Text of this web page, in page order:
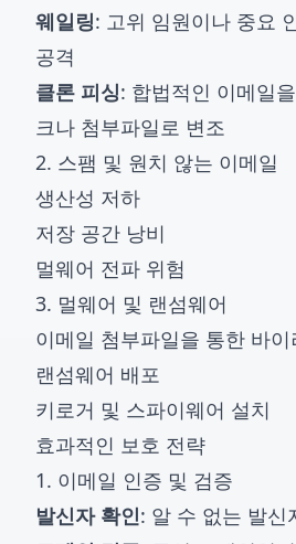
웨일링: 고위 임원이나 중요
공격
클론 피싱: 합법적인 이메일
크나 첨부파일로 변조
2. 스팸 및 원치 않는 이메일
생산성 저하
저장 공간 낭비
멀웨어 전파 위험
3. 멀웨어 및 랜섬웨어
이메일 첨부파일을 통한 바이
랜섬웨어 배포
키로거 및 스파이웨어 설치
효과적인 보호 전략
1. 이메일 인증 및 검증
발신자 확인: 알 수 없는 발신